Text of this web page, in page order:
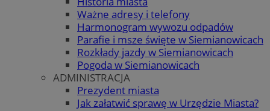
Ważne adresy i telefony
Harmonogram wywozu odpadów
Parafie i msze święte w Siemianowicach
Rozkłady jazdy w Siemianowicach
Pogoda w Siemianowicach
ADMINISTRACJA
Prezydent miasta
Jak załatwić sprawę w Urzędzie Miasta?